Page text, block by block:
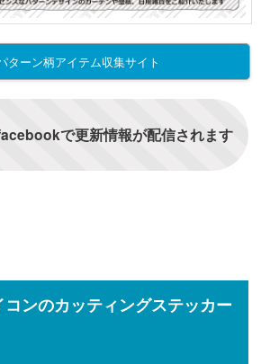
ターン柄アイテム収集サイト
で更新情報が配信されます
ンのカッティングステッカー